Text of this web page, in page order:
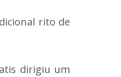
rito de
dirigiu um